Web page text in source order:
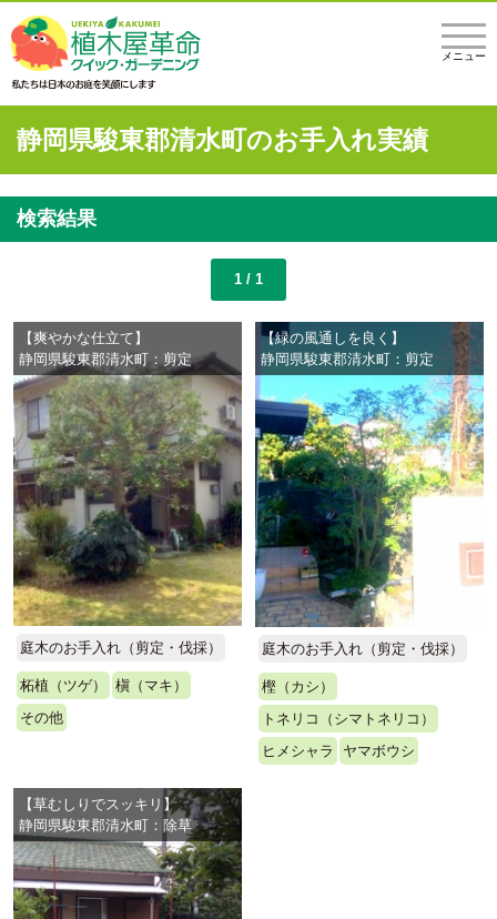
メニュー
静岡県駿東郡清水町のお手入れ実績
検索結果
1 / 1
【爽やかな仕立て】
静岡県駿東郡清水町：剪定
庭木のお手入れ（剪定・伐採）
柘植（ツゲ）
槇（マキ）
その他
【緑の風通しを良く】
静岡県駿東郡清水町：剪定
庭木のお手入れ（剪定・伐採）
樫（カシ）
トネリコ（シマトネリコ）
ヒメシャラ
ヤマボウシ
【草むしりでスッキリ】
静岡県駿東郡清水町：除草